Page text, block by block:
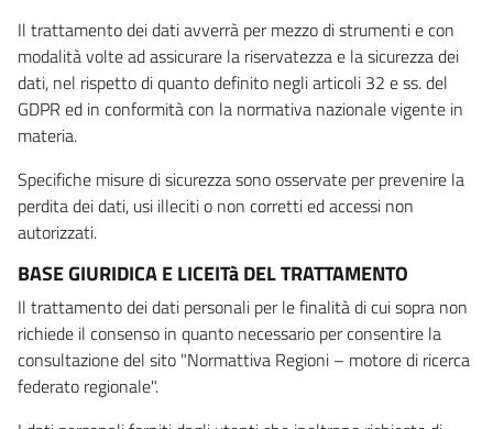
Il trattamento dei dati avverrà per mezzo di strumenti e con
modalità volte ad assicurare la riservatezza e la sicurezza dei
dati, nel rispetto di quanto definito negli articoli 32 e ss. del
GDPR ed in conformità con la normativa nazionale vigente in
materia.
Specifiche misure di sicurezza sono osservate per prevenire la
perdita dei dati, usi illeciti o non corretti ed accessi non
autorizzati.
BASE GIURIDICA E LICEITà DEL TRATTAMENTO
Il trattamento dei dati personali per le finalità di cui sopra non
richiede il consenso in quanto necessario per consentire la
consultazione del sito "Normattiva Regioni – motore di ricerca
federato regionale".